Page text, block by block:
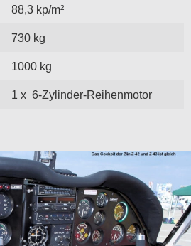
88,3 kp/m²
730 kg
1000 kg
1 x 6-Zylinder-Reihenmotor